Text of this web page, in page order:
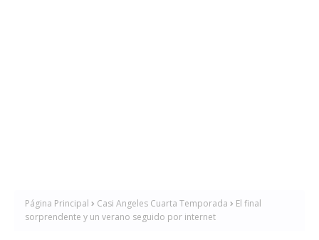
Página Principal Casi Angeles Cuarta Temporada
El final
sorprendente y un verano seguido por internet